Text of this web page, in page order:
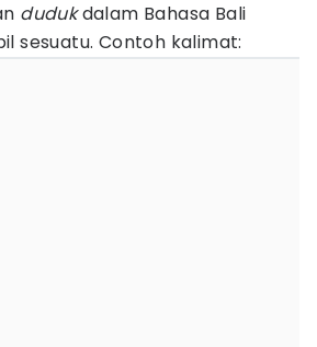
dudukdalam Bahasa Bali
sesuatu. Contoh kalimat: